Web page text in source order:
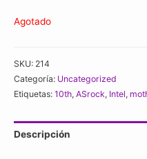
Agotado
SKU: 214
Categoría: Uncategorized
Etiquetas: 10th, ASrock, Intel,
Descripción